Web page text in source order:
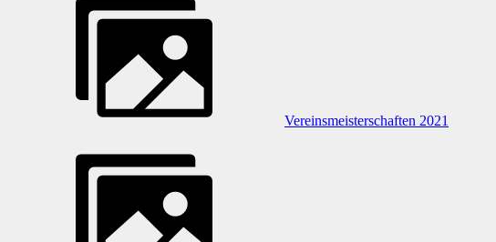
Vereinsmeisterschaften 2021